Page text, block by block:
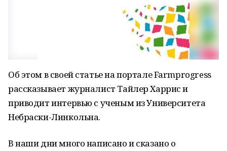
Об этом в своей статье на портале Farmprogress
рассказывает журналист Тайлер Харрис и
приводит интервью с ученым из Университета
Небраски-Линкольна.
В наши дни много написано и сказано о